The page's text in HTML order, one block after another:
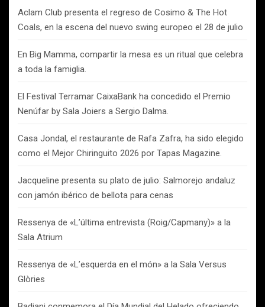
Aclam Club presenta el regreso de Cosimo & The Hot
Coals, en la escena del nuevo swing europeo el 28 de julio
En Big Mamma, compartir la mesa es un ritual que celebra
a toda la famiglia.
El Festival Terramar CaixaBank ha concedido el Premio
Nenúfar by Sala Joiers a Sergio Dalma.
Casa Jondal, el restaurante de Rafa Zafra, ha sido elegido
como el Mejor Chiringuito 2026 por Tapas Magazine.
Jacqueline presenta su plato de julio: Salmorejo andaluz
con jamón ibérico de bellota para cenas
Ressenya de «L’última entrevista (Roig/Capmany)» a la
Sala Atrium
Ressenya de «L’esquerda en el món» a la Sala Versus
Glòries